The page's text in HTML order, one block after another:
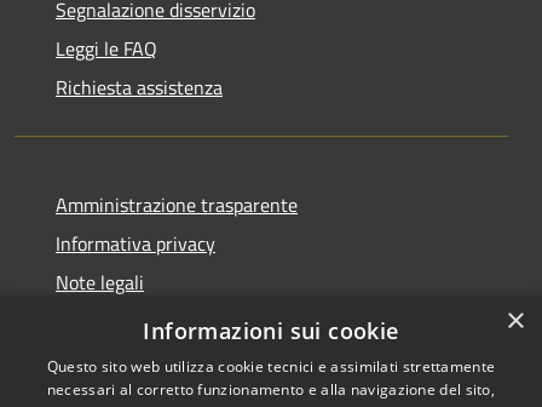
Segnalazione disservizio
Leggi le FAQ
Richiesta assistenza
Amministrazione trasparente
Informativa privacy
Note legali
Dichiarazione di accessibilità
×
Informazioni sui cookie
Questo sito web utilizza cookie tecnici e assimilati strettamente
necessari al corretto funzionamento e alla navigazione del sito,